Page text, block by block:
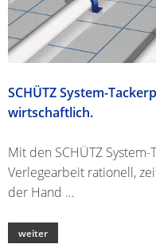
SCHÜTZ System-
wirtschaftlich.
Mit den SCHÜTZ
Verlegearbeit rationell,
der Hand …
weiter